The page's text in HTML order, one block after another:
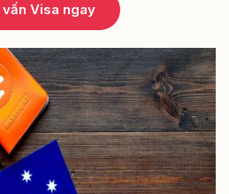
Visa ngay